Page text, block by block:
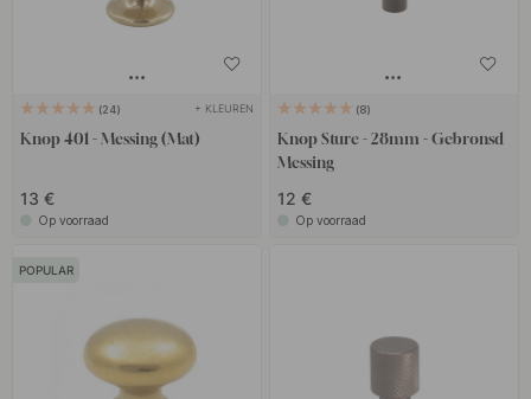
24 + KLEUREN
Knop 401 - Messing (Mat)
13 €
Op voorraad
8
Knop Sture - 28mm - Gebronsd
Messing
12 €
Op voorraad
POPULAR